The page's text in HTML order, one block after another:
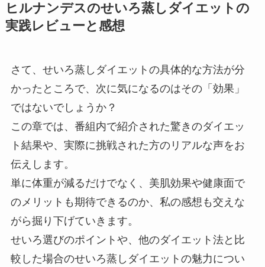
ヒルナンデスのせいろ蒸しダイエットの
実践レビューと感想
さて、せいろ蒸しダイエットの具体的な方法が分
かったところで、次に気になるのはその「効果」
ではないでしょうか？
この章では、番組内で紹介された驚きのダイエッ
ト結果や、実際に挑戦された方のリアルな声をお
伝えします。
単に体重が減るだけでなく、美肌効果や健康面で
のメリットも期待できるのか、私の感想も交えな
がら掘り下げていきます。
せいろ選びのポイントや、他のダイエット法と比
較した場合のせいろ蒸しダイエットの魅力につい